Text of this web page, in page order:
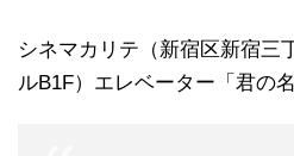
シネマカリテ（新宿区新宿三
ルB1F）エレベーター「君の